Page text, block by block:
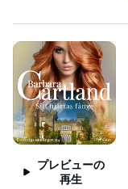
プレビューの
再生